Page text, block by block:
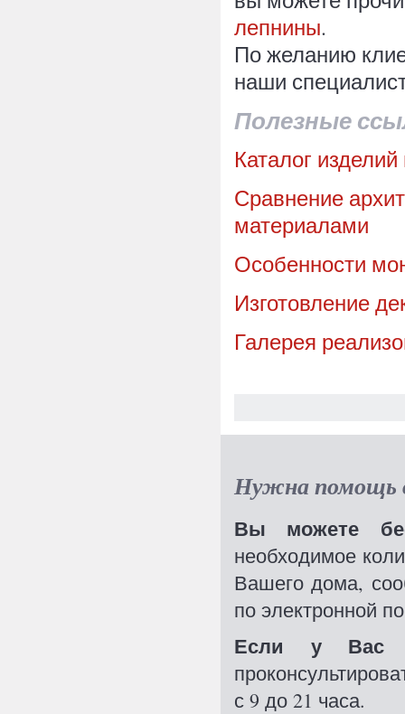
лепнины.
По желанию
наши
Полезные
Каталог
Сравнение
материалами
Особенности
Изготовление
Галерея
Нужна помощь
Вы можете
необходимое
Вашего дома,
по электронной
Если у Вас
с 9 до 21 часа.